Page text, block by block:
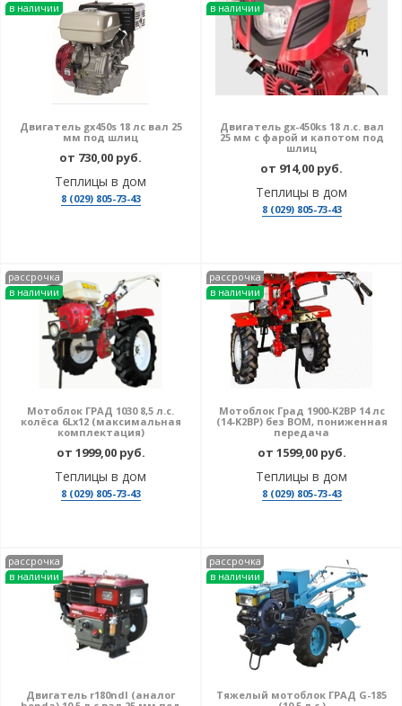
в наличии
Двигатель gx450s 18 лс вал 25
мм под шлиц
от 730,00 руб.
Теплицы в дом
8 (029) 805-73-43
в наличии
Двигатель gx-450ks 18 л.с. вал
25 мм с фарой и капотом под
шлиц
от 914,00 руб.
Теплицы в дом
8 (029) 805-73-43
рассрочка
в наличии
Мотоблок ГРАД 1030 8,5 л.с.
колёса 6Lх12 (максимальная
комплектация)
от 1999,00 руб.
Теплицы в дом
8 (029) 805-73-43
рассрочка
в наличии
Мотоблок Град 1900-K2BP 14 лс
(14-K2BP) без ВОМ, пониженная
передача
от 1599,00 руб.
Теплицы в дом
8 (029) 805-73-43
рассрочка
в наличии
Двигатель r180ndl (аналог
рассрочка
в наличии
Тяжелый мотоблок ГРАД G-185